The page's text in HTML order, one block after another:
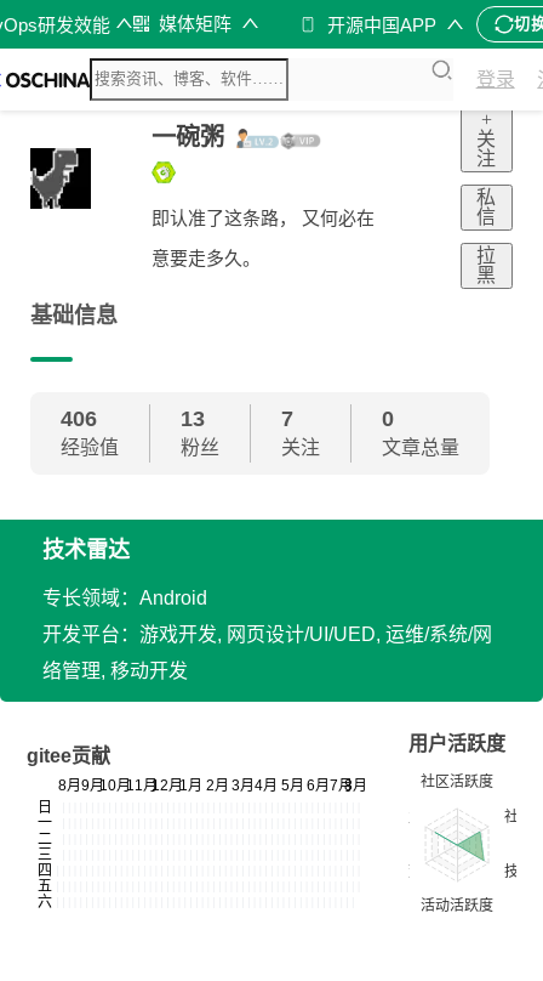
研发效能 媒体矩阵 开源中国APP 切
登录
一碗粥
即认准了这条路， 又何必在
意要走多久。
+
关
注
私
信
拉
黑
基础信息
406
经验值
13
粉丝
7
关注
0
文章总量
技术雷达
专长领域：Android
开发平台：游戏开发, 网页设计/UI/UED, 运维/系统/网
络管理, 移动开发
gitee贡献
用户活跃度